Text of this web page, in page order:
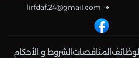
lirfdaf.24@gmail.com
الوظائف المناقصات الشروط و الأحكام